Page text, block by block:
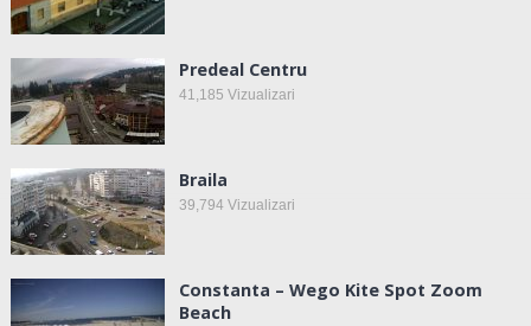
Predeal Centru
41,185 Vizualizari
Braila
39,794 Vizualizari
Constanta – Wego Kite Spot Zoom
Beach